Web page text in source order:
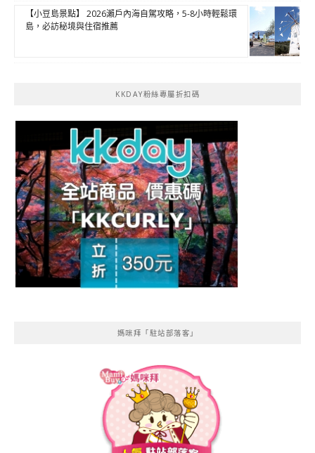
【小豆島景點】 2026瀨戶內海自駕攻略，5-8小時輕鬆環
島，必訪秘境與住宿推薦
KKDAY粉絲專屬折扣碼
媽咪拜「駐站部落客」